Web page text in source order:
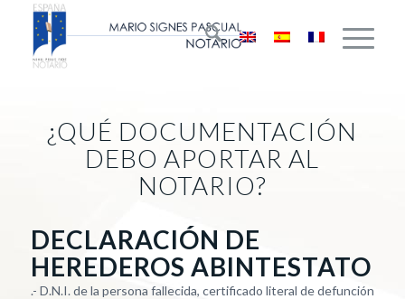
¿QUÉ DOCUMENTACIÓN
DEBO APORTAR AL
NOTARIO?
DECLARACIÓN DE
HEREDEROS ABINTESTATO
.- D.N.I. de la persona fallecida, certificado literal de defunción